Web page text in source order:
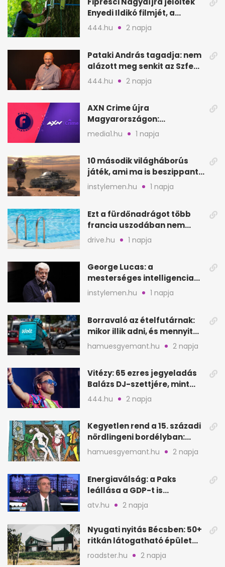
Enyedi Ildikó filmjét, a
Csendes barátot
444.hu 2 napja
Pataki András tagadja: nem
alázott meg senkit az Szfe
felvételijén
444.hu 2 napja
AXN Crime újra
Magyarországon:
szeptembertől a Viasat Film
media1.hu 1 napja
10 második világháborús
játék, ami ma is beszippant
a képernyő elé
instylemen.hu 1 napja
Ezt a fürdőnadrágot több
francia uszodában nem
fogadják el
drive.hu 1 napja
George Lucas: a
mesterséges intelligencia
lehet Hollywood következő
lépése
instylemen.hu 1 napja
Borravaló az ételfutárnak:
mikor illik adni, és mennyit
rendeléskor?
hamuesgyemant.hu 2 napja
Vitézy: 65 ezres jegyeladás
Balázs DJ-szettjére, mint
metró nélküli Puskás-meccs
444.hu 2 napja
Kegyetlen rend a 15. századi
nördlingeni bordélyban:
verés, éheztetés
hamuesgyemant.hu 2 napja
Energiaválság: a Paks
leállása a GDP-t is
megütheti, int az
atv.hu 2 napja
Nyugati nyitás Bécsben: 50+
ritkán látogatható épület
nyílik meg
roadster.hu 2 napja